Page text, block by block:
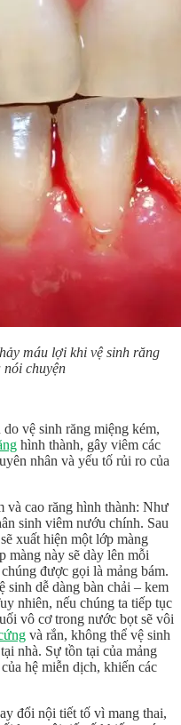
máu lợi khi vệ sinh răng
nói chuyện
vệ sinh răng miệng kém,
hình thành, gây viêm các
nhân và yếu tố rủi ro của
và cao răng hình thành: Như
sinh viêm nướu chính. Sau
xuất hiện một lớp màng
màng này sẽ dày lên mỗi
được gọi là mảng bám.
sinh dễ dàng bàn chải – kem
nhiên, nếu chúng ta tiếp tục
vô cơ trong nước bọt sẽ vôi
và rắn, không thể vệ sinh
nhà. Sự tồn tại của mảng
hệ miễn dịch, khiến các
đổi nội tiết tố vì mang thai,